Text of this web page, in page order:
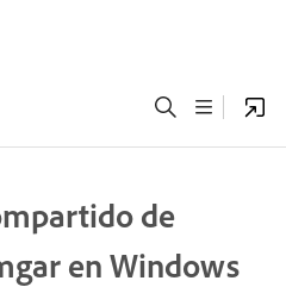
de
en Windows